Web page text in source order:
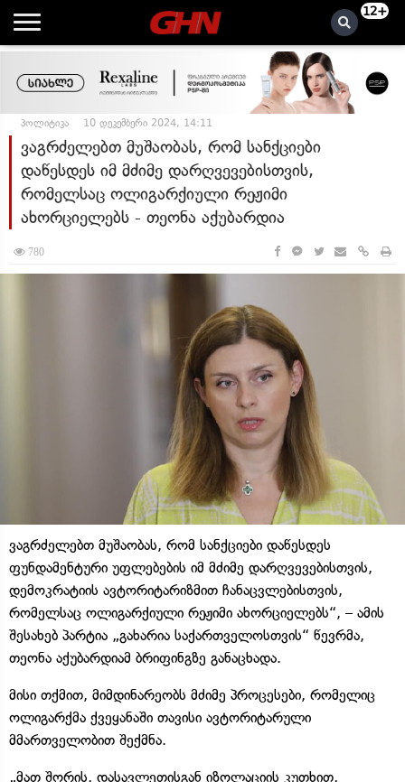
12+
პოლიტიკა 10 დეკემბერი 2024, 14:11
ვაგრძელებთ მუშაობას, რომ სანქციები
დაწესდეს იმ მძიმე დარღვევებისთვის,
რომელსაც ოლიგარქიული რეჟიმი
ახორციელებს - თეონა აქუბარდია
780
ვაგრძელებთ მუშაობას, რომ სანქციები დაწესდეს
ფუნდამენტური უფლებების იმ მძიმე დარღვევებისთვის,
დემოკრატიის ავტორიტარიზმით ჩანაცვლებისთვის,
რომელსაც ოლიგარქიული რეჟიმი ახორციელებს“, – ამის
შესახებ პარტია „გახარია საქართველოსთვის“ წევრმა,
თეონა აქუბარდიამ ბრიფინგზე განაცხადა.
მისი თქმით, მიმდინარეობს მძიმე პროცესები, რომელიც
ოლიგარქმა ქვეყანაში თავისი ავტორიტარული
მმართველობით შექმნა.
„მათ შორის, დასავლეთისგან იზოლაციის კუთხით,